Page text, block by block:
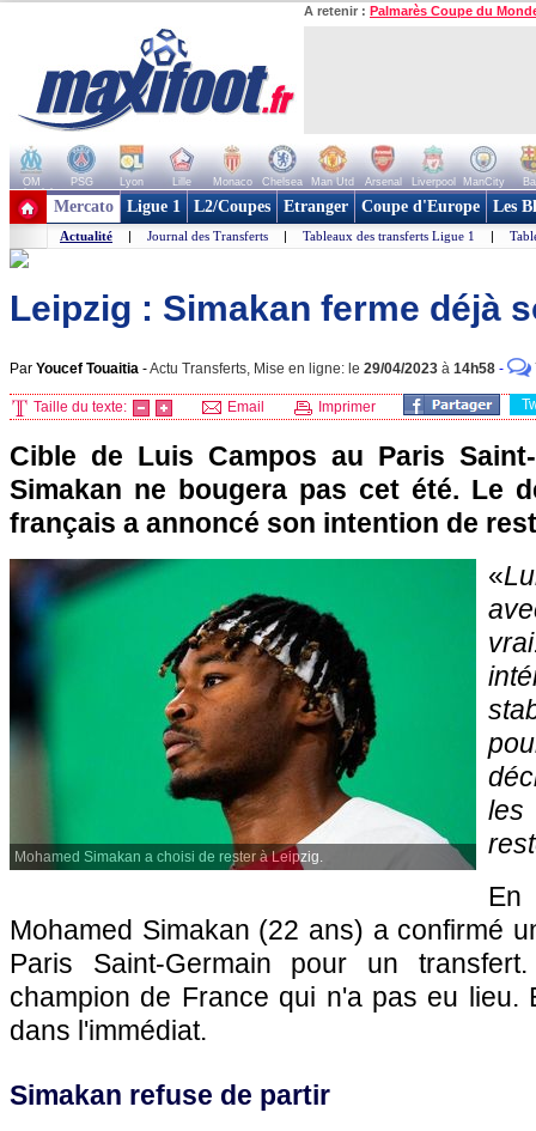
A retenir : Palmarès Coupe du
OM PSG Lyon Lille Monaco Chelsea Man Utd Arsenal Liverpool ManCity
+ de clubs
Mercato Ligue 1 L2/Coupes Etranger Coupe d'Europe Les
Actualité | Journal des Transferts | Tableaux des transferts Ligue 1 |
Leipzig : Simakan ferme déjà
Par Youcef Touaitia -Actu Transferts, Mise en ligne: le 29/04/2023 à 14h58 -
Taille du texte: Email Imprimer
Cible de Luis Campos au Paris Saint-
Simakan ne bougera pas cet été. Le
français a annoncé son intention de
Mohamed Simakan a choisi de rester à Leipzig.
«
les
En
Mohamed Simakan (22 ans) a confirmé
Paris Saint-Germain pour un
champion de France qui n'a pas eu lieu.
dans l'immédiat.
Simakan refuse de partir